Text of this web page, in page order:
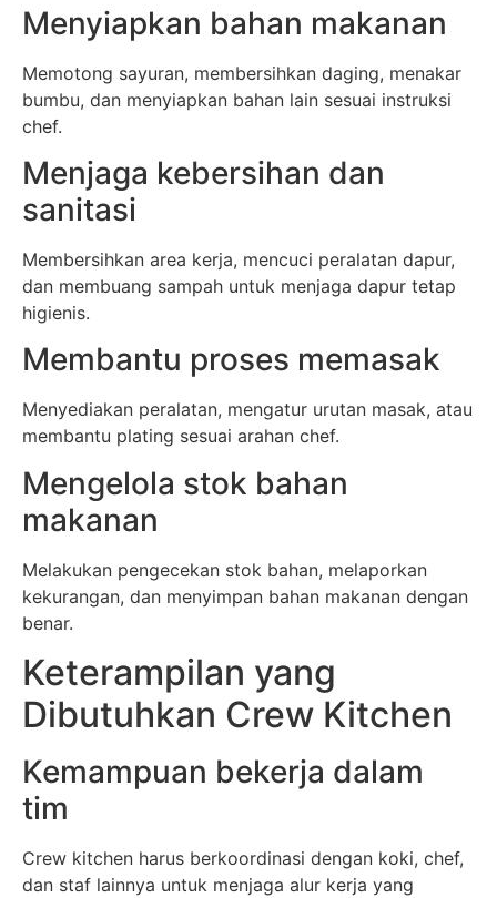
Menyiapkan bahan makanan
Memotong sayuran, membersihkan daging, menakar
bumbu, dan menyiapkan bahan lain sesuai instruksi
chef.
Menjaga kebersihan dan
sanitasi
Membersihkan area kerja, mencuci peralatan dapur,
dan membuang sampah untuk menjaga dapur tetap
higienis.
Membantu proses memasak
Menyediakan peralatan, mengatur urutan masak, atau
membantu plating sesuai arahan chef.
Mengelola stok bahan
makanan
Melakukan pengecekan stok bahan, melaporkan
kekurangan, dan menyimpan bahan makanan dengan
benar.
Keterampilan yang
Dibutuhkan Crew Kitchen
Kemampuan bekerja dalam
tim
Crew kitchen harus berkoordinasi dengan koki, chef,
dan staf lainnya untuk menjaga alur kerja yang